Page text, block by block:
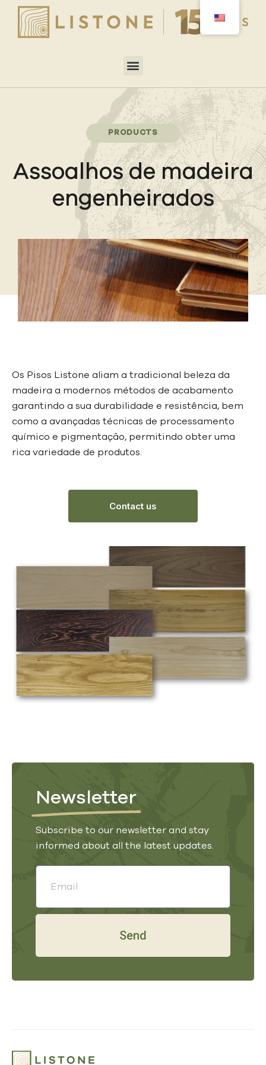
PRODUCTS
Assoalhos de madeira
engenheirados
Os Pisos Listone aliam a tradicional beleza da
madeira a modernos métodos de acabamento
garantindo a sua durabilidade e resistência, bem
como a avançadas técnicas de processamento
químico e pigmentação, permitindo obter uma
rica variedade de produtos.
Contact us
Newsletter
Subscribe to our newsletter and stay
informed about all the latest updates.
Send